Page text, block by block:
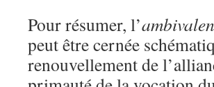
Pour résumer, l’
peut être cernée
renouvellement de